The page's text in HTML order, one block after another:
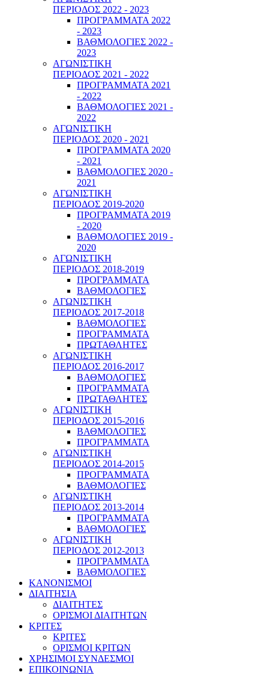
ΠΕΡΙΟΔΟΣ 2022 - 2023
ΠΡΟΓΡΑΜΜΑΤΑ 2022
- 2023
ΒΑΘΜΟΛΟΓΙΕΣ 2022 -
2023
ΑΓΩΝΙΣΤΙΚΗ
ΠΕΡΙΟΔΟΣ 2021 - 2022
ΠΡΟΓΡΑΜΜΑΤΑ 2021
- 2022
ΒΑΘΜΟΛΟΓΙΕΣ 2021 -
2022
ΑΓΩΝΙΣΤΙΚΗ
ΠΕΡΙΟΔΟΣ 2020 - 2021
ΠΡΟΓΡΑΜΜΑΤΑ 2020
- 2021
ΒΑΘΜΟΛΟΓΙΕΣ 2020 -
2021
ΑΓΩΝΙΣΤΙΚΗ
ΠΕΡΙΟΔΟΣ 2019-2020
ΠΡΟΓΡΑΜΜΑΤΑ 2019
- 2020
ΒΑΘΜΟΛΟΓΙΕΣ 2019 -
2020
ΑΓΩΝΙΣΤΙΚΗ
ΠΕΡΙΟΔΟΣ 2018-2019
ΠΡΟΓΡΑΜΜΑΤΑ
ΒΑΘΜΟΛΟΓΙΕΣ
ΑΓΩΝΙΣΤΙΚΗ
ΠΕΡΙΟΔΟΣ 2017-2018
ΒΑΘΜΟΛΟΓΙΕΣ
ΠΡΟΓΡΑΜΜΑΤΑ
ΠΡΩΤΑΘΛΗΤΕΣ
ΑΓΩΝΙΣΤΙΚΗ
ΠΕΡΙΟΔΟΣ 2016-2017
ΒΑΘΜΟΛΟΓΙΕΣ
ΠΡΟΓΡΑΜΜΑΤΑ
ΠΡΩΤΑΘΛΗΤΕΣ
ΑΓΩΝΙΣΤΙΚΗ
ΠΕΡΙΟΔΟΣ 2015-2016
ΒΑΘΜΟΛΟΓΙΕΣ
ΠΡΟΓΡΑΜΜΑΤΑ
ΑΓΩΝΙΣΤΙΚΗ
ΠΕΡΙΟΔΟΣ 2014-2015
ΠΡΟΓΡΑΜΜΑΤΑ
ΒΑΘΜΟΛΟΓΙΕΣ
ΑΓΩΝΙΣΤΙΚΗ
ΠΕΡΙΟΔΟΣ 2013-2014
ΠΡΟΓΡΑΜΜΑΤΑ
ΒΑΘΜΟΛΟΓΙΕΣ
ΑΓΩΝΙΣΤΙΚΗ
ΠΕΡΙΟΔΟΣ 2012-2013
ΠΡΟΓΡΑΜΜΑΤΑ
ΒΑΘΜΟΛΟΓΙΕΣ
ΚΑΝΟΝΙΣΜΟΙ
ΔΙΑΙΤΗΣΙΑ
ΔΙΑΙΤΗΤΕΣ
ΟΡΙΣΜΟΙ ΔΙΑΙΤΗΤΩΝ
ΚΡΙΤΕΣ
ΚΡΙΤΕΣ
ΟΡΙΣΜΟΙ ΚΡΙΤΩΝ
ΧΡΗΣΙΜΟΙ ΣΥΝΔΕΣΜΟΙ
ΕΠΙΚΟΙΝΩΝΙΑ